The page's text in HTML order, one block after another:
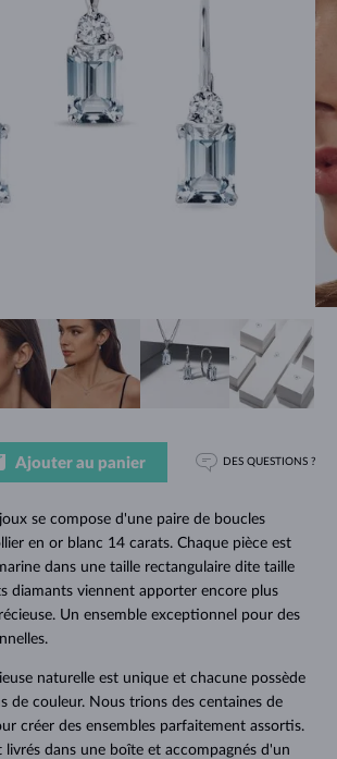
se compose d'une paire de boucles
en or blanc 14 carats. Chaque pièce est
dans une taille rectangulaire dite taille
diamants viennent apporter encore plus
Un ensemble exceptionnel pour des
naturelle est unique et chacune possède
de couleur. Nous trions des centaines de
créer des ensembles parfaitement assortis.
livrés dans une boîte et accompagnés d'un
Ajouter au panier DES QUESTIONS ?